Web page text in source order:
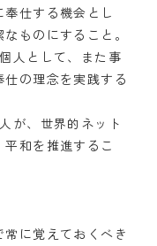
仕する機会とし
ものにすること。
人として、また事
の理念を実践する
が、世界的ネット
和を推進するこ
に覚えておくべき